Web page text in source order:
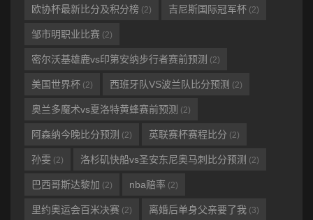
欧协杯最新比分及积分榜 (2) 吉尼斯国际冠军杯 (2)
邹市明职业比赛 (2)
密尔沃基雄鹿vs印第安纳步行者赛前预测 (2)
美国世界杯 (2) 西班牙队VS波兰队比分预测 (2)
奥兰多魔术vs夏洛特黄蜂赛前预测 (2)
阿森纳今晚比分预测 (2) 英联赛杯赛程比分 (2)
孙雯 (2) 洛杉矶快船vs圣安东尼奥马刺比分预测 (2)
巴西哥斯达黎加 (2) nba赔率 (2)
里约奥运会百米决赛 (2) 离婚后单身父亲要了我 (3)